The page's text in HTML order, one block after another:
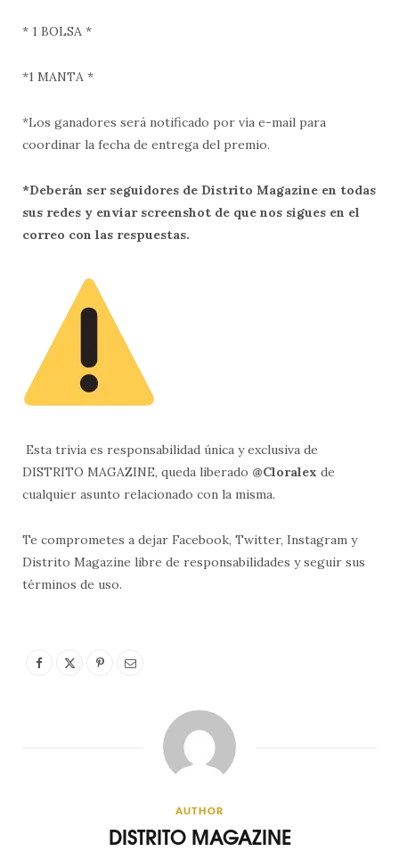
* 1 BOLSA *
*1 MANTA *
*Los ganadores será notificado por vía e-mail para
coordinar la fecha de entrega del premio.
*Deberán ser seguidores de Distrito Magazine en todas
sus redes y enviar screenshot de que nos sigues en el
correo con las respuestas.
Esta trivia es responsabilidad única y exclusiva de
DISTRITO MAGAZINE, queda liberado @Cloralex de
cualquier asunto relacionado con la misma.
Te comprometes a dejar Facebook, Twitter, Instagram y
Distrito Magazine libre de responsabilidades y seguir sus
términos de uso.
AUTHOR
DISTRITO MAGAZINE